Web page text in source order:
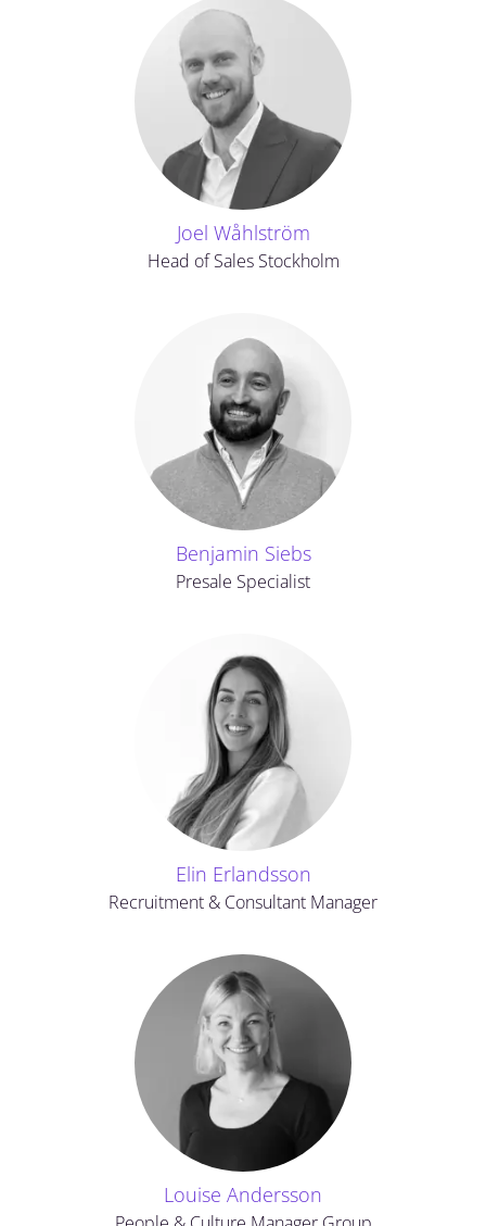
Joel Wåhlström
Head of Sales Stockholm
Benjamin Siebs
Presale Specialist
Elin Erlandsson
Recruitment & Consultant Manager
Louise Andersson